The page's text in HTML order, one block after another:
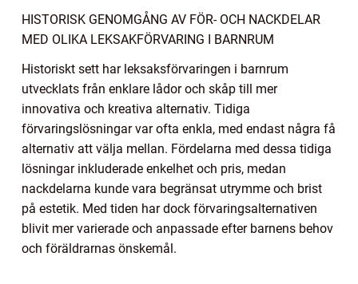
HISTORISK GENOMGÅNG AV FÖR- OCH NACKDELAR
MED OLIKA LEKSAKFÖRVARING I BARNRUM
Historiskt sett har leksaksförvaringen i barnrum
utvecklats från enklare lådor och skåp till mer
innovativa och kreativa alternativ. Tidiga
förvaringslösningar var ofta enkla, med endast några få
alternativ att välja mellan. Fördelarna med dessa tidiga
lösningar inkluderade enkelhet och pris, medan
nackdelarna kunde vara begränsat utrymme och brist
på estetik. Med tiden har dock förvaringsalternativen
blivit mer varierade och anpassade efter barnens behov
och föräldrarnas önskemål.